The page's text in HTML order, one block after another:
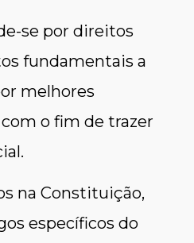
se por direitos
fundamentais a
melhores
o fim de trazer
Constituição,
específicos do